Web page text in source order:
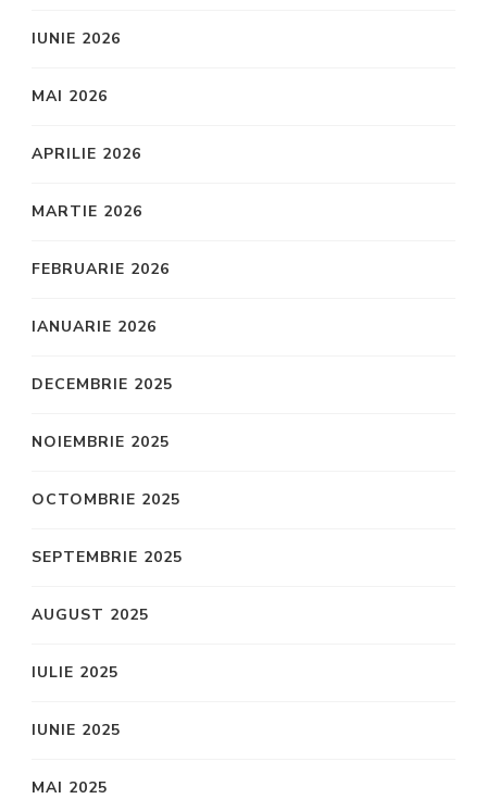
IUNIE 2026
MAI 2026
APRILIE 2026
MARTIE 2026
FEBRUARIE 2026
IANUARIE 2026
DECEMBRIE 2025
NOIEMBRIE 2025
OCTOMBRIE 2025
SEPTEMBRIE 2025
AUGUST 2025
IULIE 2025
IUNIE 2025
MAI 2025